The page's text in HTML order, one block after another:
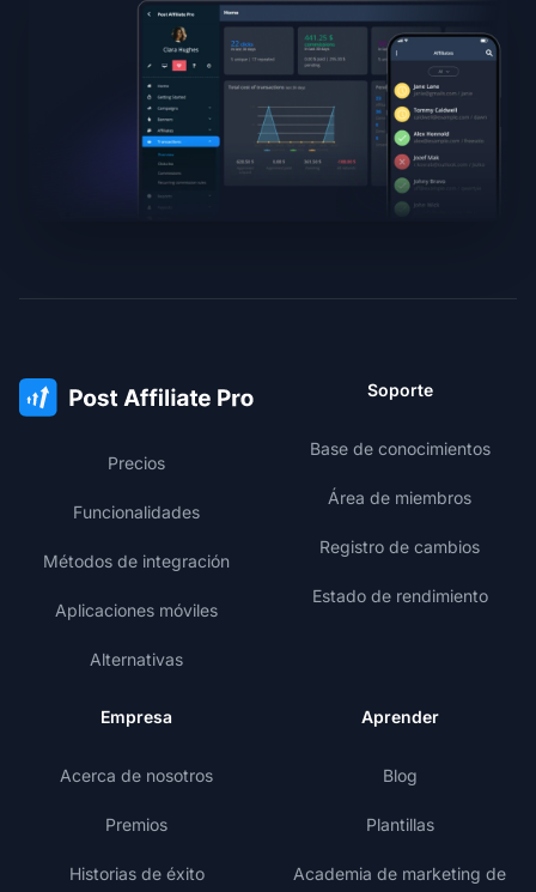
Precios
Funcionalidades
Métodos de integración
Aplicaciones móviles
Alternativas
Soporte
Base de conocimientos
Área de miembros
Registro de cambios
Estado de rendimiento
Empresa
Acerca de nosotros
Premios
Historias de éxito
Aprender
Blog
Plantillas
Academia de marketing de